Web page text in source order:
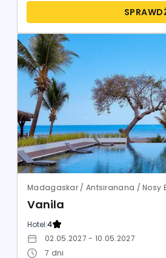
Madagaskar / Antsiranana / Nosy
Vanila
Hotel:4
02.05.2027 - 10.05.2027
7 dni